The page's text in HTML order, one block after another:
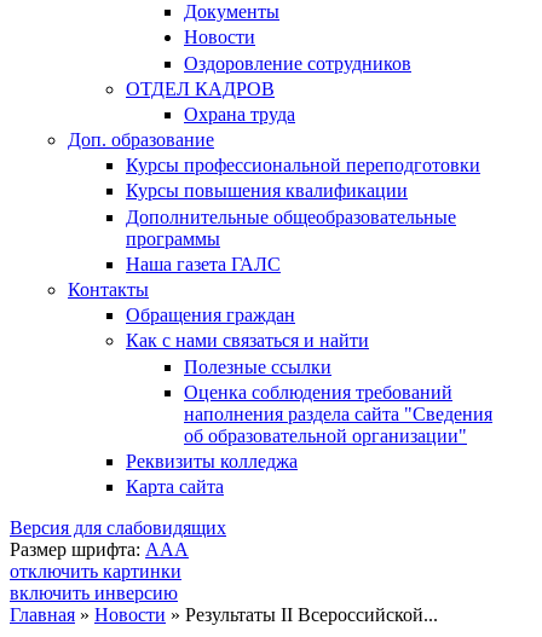
Документы
Новости
Оздоровление сотрудников
ОТДЕЛ КАДРОВ
Охрана труда
Доп. образование
Курсы профессиональной переподготовки
Курсы повышения квалификации
Дополнительные общеобразовательные
программы
Наша газета ГАЛС
Контакты
Обращения граждан
Как с нами связаться и найти
Полезные ссылки
Оценка соблюдения требований
наполнения раздела сайта "Сведения
об образовательной организации"
Реквизиты колледжа
Карта сайта
Версия для слабовидящих
Размер шрифта: AAA
отключить картинки
включить инверсию
Главная » Новости » Результаты II Всероссийской...